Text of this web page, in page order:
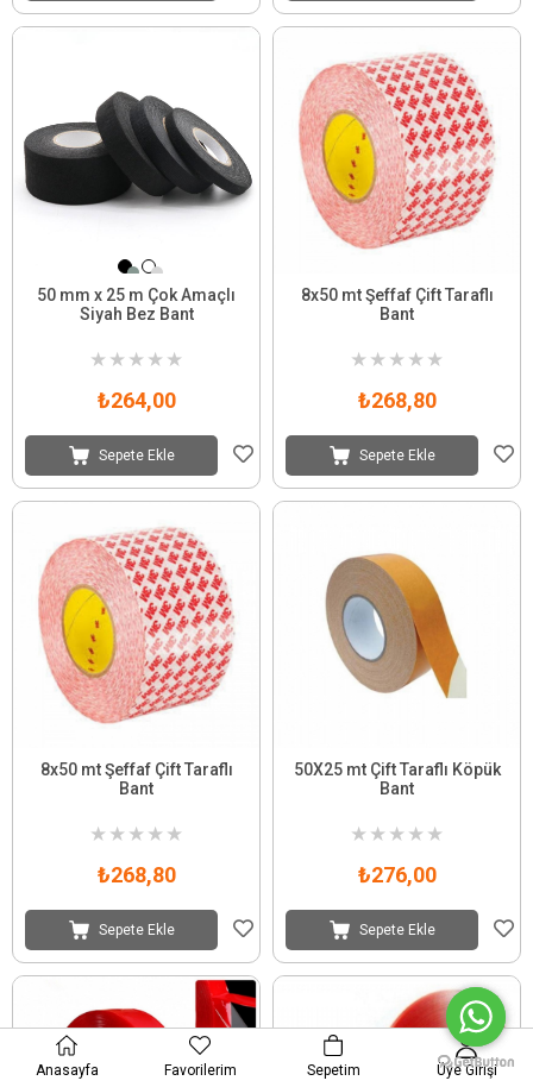
50 mm x 25 m Çok Amaçlı
Siyah Bez Bant
★ ★ ★ ★ ★
₺264,00
Sepete Ekle
8x50 mt Şeffaf Çift Taraflı
Bant
★ ★ ★ ★ ★
₺268,80
Sepete Ekle
8x50 mt Şeffaf Çift Taraflı
Bant
★ ★ ★ ★ ★
₺268,80
Sepete Ekle
50X25 mt Çift Taraflı Köpük
Bant
★ ★ ★ ★ ★
₺276,00
Sepete Ekle
Anasayfa Favorilerim Sepetim Üye Girişi